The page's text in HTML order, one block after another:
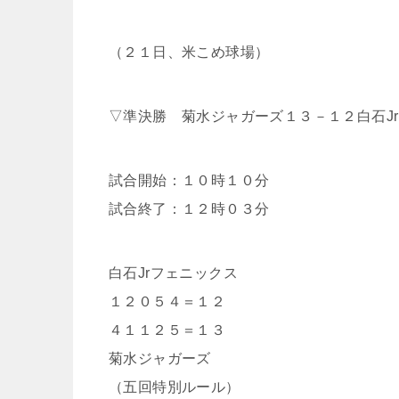
（２１日、米こめ球場）
▽準決勝 菊水ジャガーズ１３－１２白石Jr
試合開始：１０時１０分
試合終了：１２時０３分
白石Jrフェニックス
１２０５４＝１２
４１１２５＝１３
菊水ジャガーズ
（五回特別ルール）